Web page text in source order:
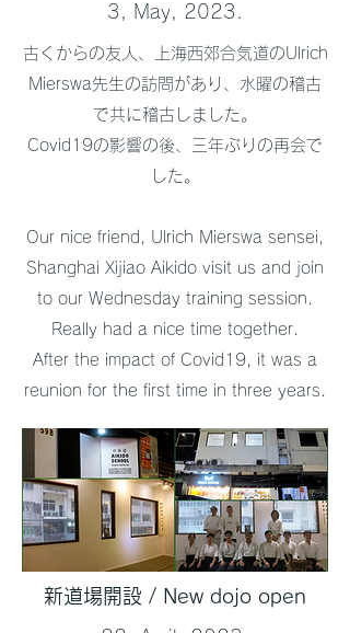
3, May, 2023.
古くからの友人、上海西郊合気道のUlrich
Mierswa先生の訪問があり、水曜の稽古
で共に稽古しました。
​Covid19の影響の後、三年ぶりの再会で
した。
Our nice friend, Ulrich Mierswa sensei,
Shanghai Xijiao Aikido visit us and join
to our Wednesday training session.
Really had a nice time together.
After the impact of Covid19, it was a
reunion for the first time in three years.
​新道場開設 / New dojo open